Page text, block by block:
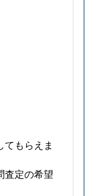
もらえま
査定の希望